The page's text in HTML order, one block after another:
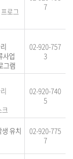
로그
7
사업
그램
02-920-757
3
크
02-920-740
5
유치
02-920-775
7